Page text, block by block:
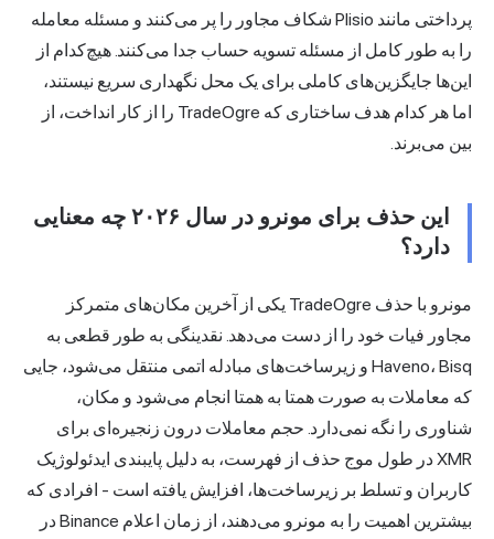
پرداختی مانند Plisio شکاف مجاور را پر می‌کنند و مسئله معامله
را به طور کامل از مسئله تسویه حساب جدا می‌کنند. هیچ‌کدام از
این‌ها جایگزین‌های کاملی برای یک محل نگهداری سریع نیستند،
اما هر کدام هدف ساختاری که TradeOgre را از کار انداخت، از
بین می‌برند.
این حذف برای مونرو در سال ۲۰۲۶ چه معنایی
دارد؟
مونرو با حذف TradeOgre یکی از آخرین مکان‌های متمرکز
مجاور فیات خود را از دست می‌دهد. نقدینگی به طور قطعی به
Haveno، Bisq و زیرساخت‌های مبادله اتمی منتقل می‌شود، جایی
که معاملات به صورت همتا به همتا انجام می‌شود و مکان،
شناوری را نگه نمی‌دارد. حجم معاملات درون زنجیره‌ای برای
XMR در طول موج حذف از فهرست، به دلیل پایبندی ایدئولوژیک
کاربران و تسلط بر زیرساخت‌ها، افزایش یافته است - افرادی که
بیشترین اهمیت را به مونرو می‌دهند، از زمان اعلام Binance در